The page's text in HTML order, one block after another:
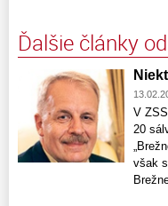
Ďalšie články
V
20
však